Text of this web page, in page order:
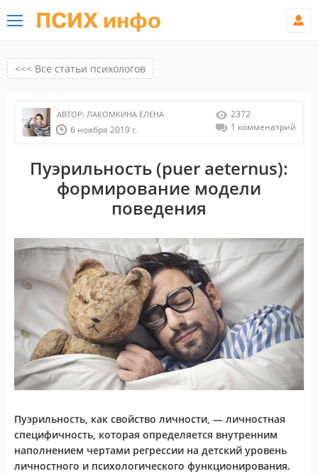
ПСИХ инфо
<<< Все статьи психологов
АВТОР: ЛАКОМКИНА ЕЛЕНА
6 ноября 2019 г.
2372
1 комменатрий
Пуэрильность (puer aeternus):
формирование модели
поведения
Пуэрильность, как свойство личности, — личностная
специфичность, которая определяется внутренним
наполнением чертами регрессии на детский уровень
личностного и психологического функционирования.